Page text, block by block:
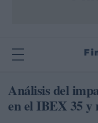
Buscar
Análisis del
en el IBEX 35 y